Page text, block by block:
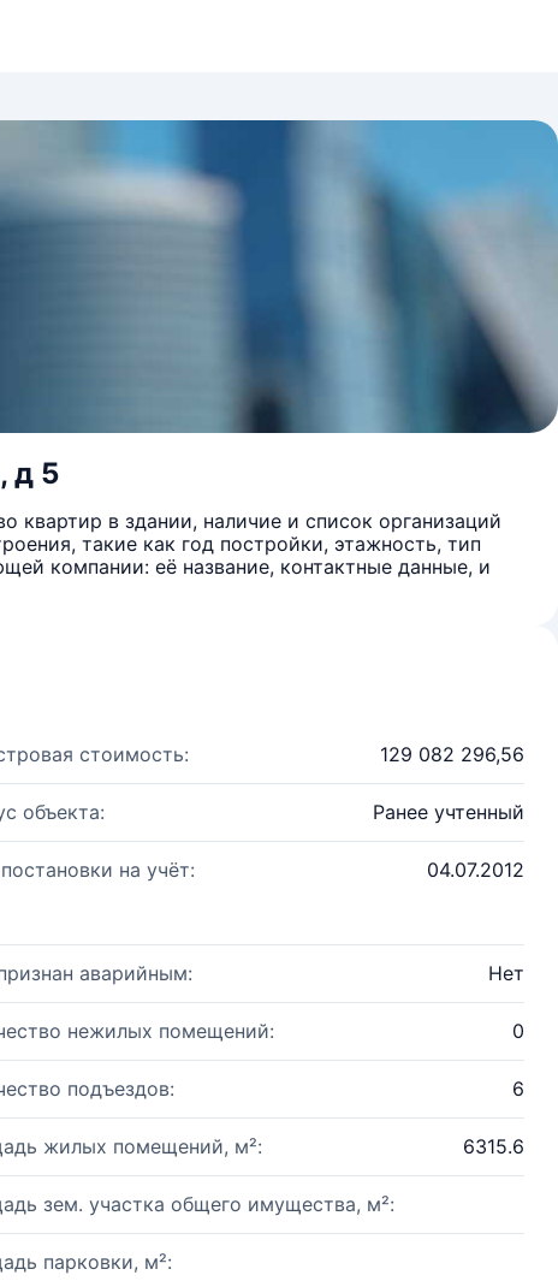
д 5
в здании, наличие и список организаций
такие как год постройки, этажность, тип
компании: её название, контактные данные, и
стоимость: 129 082 296,56
объекта: Ранее учтенный
на учёт: 04.07.2012
аварийным: Нет
нежилых помещений: 0
подъездов: 6
жилых помещений, м²: 6315.6
зем. участка общего имущества, м²:
парковки, м²: